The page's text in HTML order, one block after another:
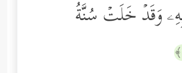
وَقَدۡ خَلَتۡ سُنَّةُ